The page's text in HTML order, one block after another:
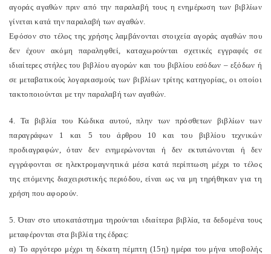
αγοράς αγαθών πριν από την παραλαβή τους η ενημέρωση των βιβλίων
γίνεται κατά την παραλαβή των αγαθών.
Εφόσον στο τέλος της χρήσης λαμβάνονται στοιχεία αγοράς αγαθών που
δεν έχουν ακόμη παραληφθεί, καταχωρούνται σχετικές εγγραφές σε
ιδιαίτερες στήλες του βιβλίου αγορών και του βιβλίου εσόδων – εξόδων ή
σε μεταβατικούς λογαριασμούς των βιβλίων τρίτης κατηγορίας, οι οποίοι
τακτοποιούνται με την παραλαβή των αγαθών.
4. Τα βιβλία του Κώδικα αυτού, πλην των πρόσθετων βιβλίων των
παραγράφων 1 και 5 του άρθρου 10 και του βιβλίου τεχνικών
προδιαγραφών, όταν δεν ενημερώνονται ή δεν εκτυπώνονται ή δεν
εγγράφονται σε ηλεκτρομαγνητικά μέσα κατά περίπτωση μέχρι το τέλος
της επόμενης διαχειριστικής περιόδου, είναι ως να μη τηρήθηκαν για τη
χρήση που αφορούν.
5. Όταν στο υποκατάστημα τηρούνται ιδιαίτερα βιβλία, τα δεδομένα τους
μεταφέρονται στα βιβλία της έδρας:
α) Το αργότερο μέχρι τη δέκατη πέμπτη (15η) ημέρα του μήνα υποβολής